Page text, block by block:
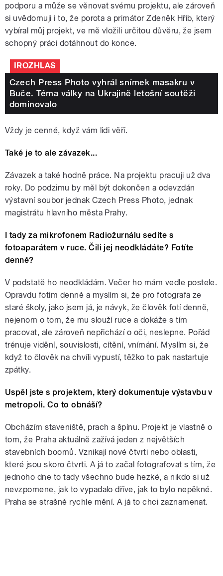
podporu a může se věnovat svému projektu, ale zároveň
si uvědomuji i to, že porota a primátor Zdeněk Hřib, který
vybíral můj projekt, ve mě vložili určitou důvěru, že jsem
schopný práci dotáhnout do konce.
IROZHLAS
Czech Press Photo vyhrál snímek masakru v
Buče. Téma války na Ukrajině letošní soutěži
dominovalo
Vždy je cenné, když vám lidi věří.
Také je to ale závazek...
Závazek a také hodně práce. Na projektu pracuji už dva
roky. Do podzimu by měl být dokončen a odevzdán
výstavní soubor jednak Czech Press Photo, jednak
magistrátu hlavního města Prahy.
I tady za mikrofonem Radiožurnálu sedíte s
fotoaparátem v ruce. Čili jej neodkládáte? Fotíte
denně?
V podstatě ho neodkládám. Večer ho mám vedle postele.
Opravdu fotím denně a myslím si, že pro fotografa ze
staré školy, jako jsem já, je návyk, že člověk fotí denně,
nejenom o tom, že mu slouží ruce a dokáže s tím
pracovat, ale zároveň nepřichází o oči, neslepne. Pořád
trénuje vidění, souvislosti, cítění, vnímání. Myslím si, že
když to člověk na chvíli vypustí, těžko to pak nastartuje
zpátky.
Uspěl jste s projektem, který dokumentuje výstavbu v
metropoli. Co to obnáší?
Obcházím staveniště, prach a špínu. Projekt je vlastně o
tom, že Praha aktuálně zažívá jeden z největších
stavebních boomů. Vznikají nové čtvrti nebo oblasti,
které jsou skoro čtvrti. A já to začal fotografovat s tím, že
jednoho dne to tady všechno bude hezké, a nikdo si už
nevzpomene, jak to vypadalo dříve, jak to bylo nepěkné.
Praha se strašně rychle mění. A já to chci zaznamenat.